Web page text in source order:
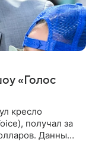
«Голос
кресло
получал за
Данные